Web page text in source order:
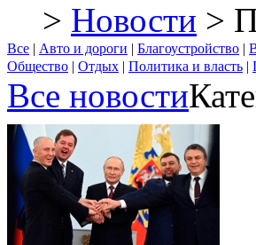
> Новости >
Все | Авто и дороги | Благоустройство |
Общество | Отдых | Политика и власть |
Все новости